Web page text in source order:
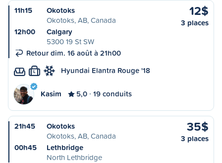
11h15
Okotoks
Okotoks, AB, Canada
12h00
Calgary
5300 19 St SW
Retour dim. 16 août à 21h00
12$
3 places
L Hyundai Elantra Rouge '18
Kasim 5,0 19 conduits
21h45
Okotoks
Okotoks, AB, Canada
00h45
Lethbridge
North Lethbridge
35$
3 places